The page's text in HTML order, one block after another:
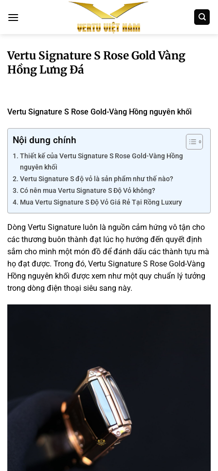
qua
Vertu Signature S Rose Gold Vàng
Hồng Lưng Đá
Vertu Signature S Rose Gold-Vàng Hồng nguyên khối
Nội dung chính
Thiết kế của Vertu Signature S Rose Gold-Vàng Hồng
nguyên khối
Vertu Signature S độ vỏ là sản phẩm như thế nào?
Có nên mua Vertu Signature S Độ Vỏ không?
Mua Vertu Signature S Độ Vỏ Giá Rẻ Tại Rồng Luxury
Dòng Vertu Signature luôn là nguồn cảm hứng vô tận cho
các thương buôn thành đạt lúc họ hướng đến quyết định
sắm cho mình một món đồ để đánh dấu các thành tựu mà
họ đạt được. Trong đó, Vertu Signature S Rose Gold-Vàng
Hồng nguyên khối được xem như một quy chuẩn lý tưởng
trong dòng điện thoại siêu sang này.